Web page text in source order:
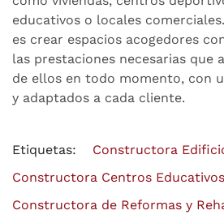
educativos o locales
es crear espacios acogedores
las prestaciones necesarias que
de ellos en todo momento, con
y adaptados a cada cliente.
Etiquetas:
Constructora
Constructora Centros Educativos
Constructora de Reformas y